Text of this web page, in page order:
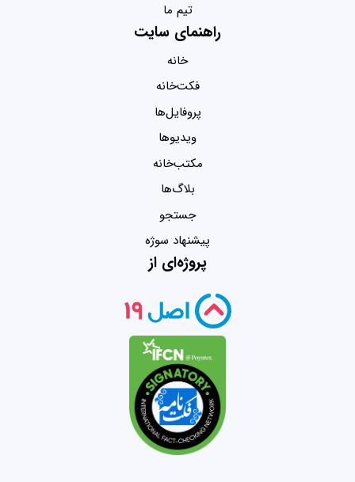
تیم ما
راهنمای سایت
خانه
فکت‌خانه
پروفایل‌ها
ویدیو‌ها
مکتب‌خانه
بلاگ‌ها
جستجو
پیشنهاد سوژه
پروژه‌ای از